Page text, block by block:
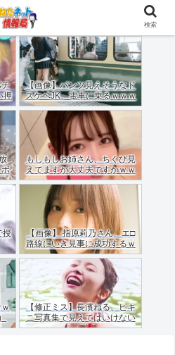
押
【画像】パンツ見えそうなド
スケベJK、電車に乗るｗｗｗ
ｗｗｗｗｗｗｗｗｗｗｗｗ
もしもしお姉さん、ちくび見
えてますが大丈夫ですかｗｗ
ｗｗｗｗ
授
【画像】 指原莉乃さん、エ□
路線にいき見事に成功するｗ
ｗｗ
【修正ミス】長濱ねる、ビキ
ニ写真集で見えてはいけない
ものが映る…
検索